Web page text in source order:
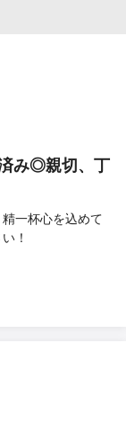
み◎親切、丁
一杯心を込めて
！